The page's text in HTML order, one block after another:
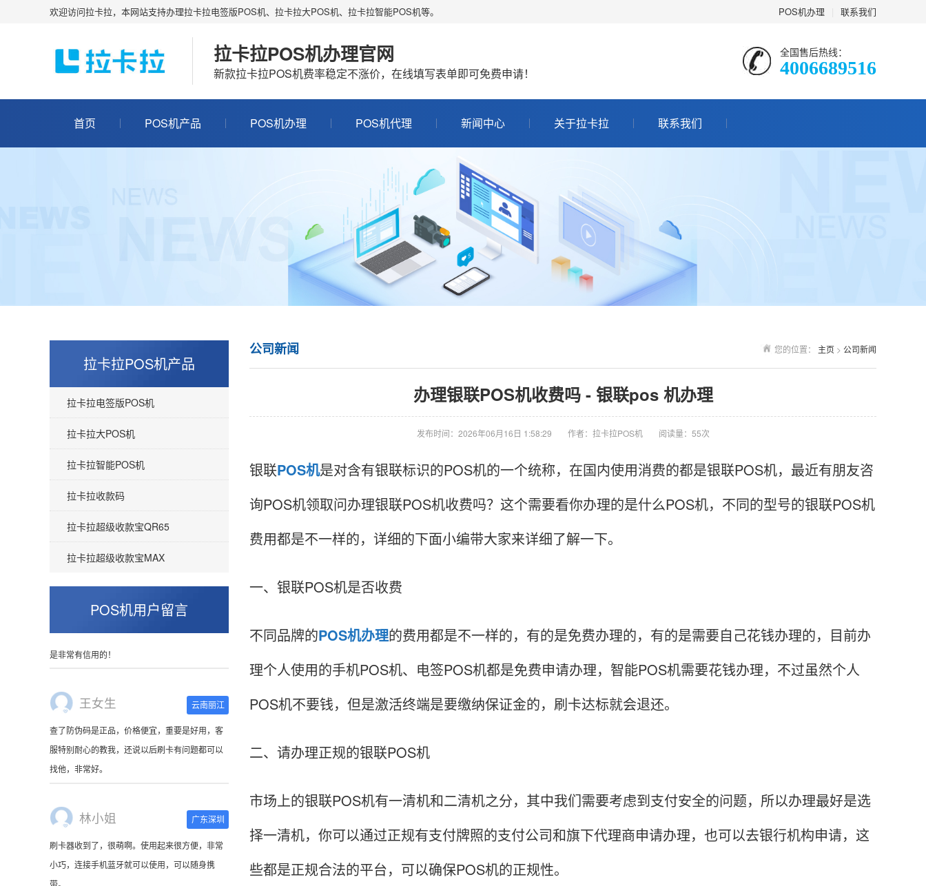
POS机办理 联系我们
欢迎访问拉卡拉，本网站支持办理拉卡拉电签版POS机、拉卡拉大POS机、拉卡拉智能POS机等。
拉卡拉POS机办理官网
新款拉卡拉POS机费率稳定不涨价，在线填写表单即可免费申请！
全国售后热线：
4006689516
首页 POS机产品 POS机办理 POS机代理 新闻中心 关于拉卡拉 联系我们
拉卡拉POS机产品
拉卡拉电签版POS机
拉卡拉大POS机
拉卡拉智能POS机
拉卡拉收款码
拉卡拉超级收款宝QR65
拉卡拉超级收款宝MAX
POS机用户留言
查了防伪码是正品，价格便宜，重要是好用，客
服特别耐心的教我，还说以后刷卡有问题都可以
找他，非常好。
刷卡器收到了，很萌啊。使用起来很方便，非常
小巧，连接手机蓝牙就可以使用，可以随身携
带。
您的位置： 主页 > 公司新闻
公司新闻
办理银联POS机收费吗 - 银联pos 机办理
发布时间：2026年06月16日 1:58:29 作者：拉卡拉POS机 阅读量：55次
银联POS机是对含有银联标识的POS机的一个统称，在国内使用消费的都是银联POS机，最近有朋友咨
询POS机领取问办理银联POS机收费吗？这个需要看你办理的是什么POS机，不同的型号的银联POS机
费用都是不一样的，详细的下面小编带大家来详细了解一下。
一、银联POS机是否收费
不同品牌的POS机办理的费用都是不一样的，有的是免费办理的，有的是需要自己花钱办理的，目前办
理个人使用的手机POS机、电签POS机都是免费申请办理，智能POS机需要花钱办理，不过虽然个人
POS机不要钱，但是激活终端是要缴纳保证金的，刷卡达标就会退还。
二、请办理正规的银联POS机
市场上的银联POS机有一清机和二清机之分，其中我们需要考虑到支付安全的问题，所以办理最好是选
择一清机，你可以通过正规有支付牌照的支付公司和旗下代理商申请办理，也可以去银行机构申请，这
些都是正规合法的平台，可以确保POS机的正规性。